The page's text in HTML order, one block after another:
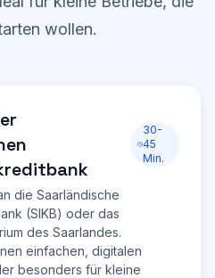
wollen.
30-
45
Min.
die Saarländische
(SIKB) oder das
des Saarlandes.
einfachen, digitalen
besonders für kleine